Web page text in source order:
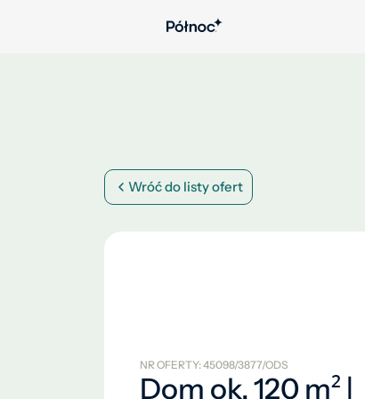
Wróć do listy ofert
NR OFERTY: 45098/3877/ODS
Dom ok. 120 m² |